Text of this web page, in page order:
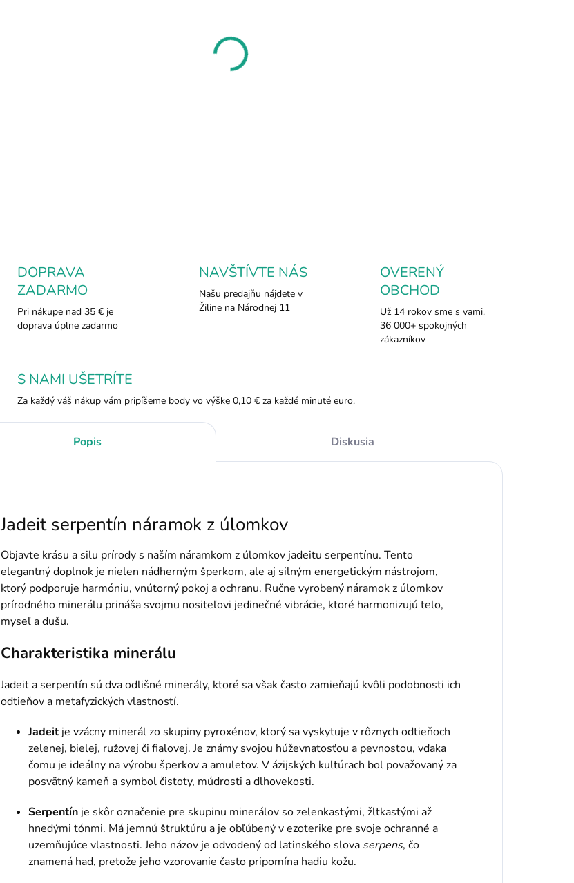
Ponorte sa do upokojujúcej energie prírody s týmto jedinečným
DOPRAVA
ZADARMO
Pri nákupe nad 35 € je
doprava úplne zadarmo
NAVŠTÍVTE NÁS
Našu predajňu nájdete v
Žiline na Národnej 11
OVERENÝ
OBCHOD
Už 14 rokov sme s vami.
36 000+ spokojných
zákazníkov
S NAMI UŠETRÍTE
Za každý váš nákup vám pripíšeme body vo výške 0,10 € za každé minuté euro.
Popis Diskusia
Jadeit serpentín náramok z úlomkov
Objavte krásu a silu prírody s naším náramkom z úlomkov jadeitu serpentínu. Tento
elegantný doplnok je nielen nádherným šperkom, ale aj silným energetickým nástrojom,
ktorý podporuje harmóniu, vnútorný pokoj a ochranu. Ručne vyrobený náramok z úlomkov
prírodného minerálu prináša svojmu nositeľovi jedinečné vibrácie, ktoré harmonizujú telo,
myseľ a dušu.
Charakteristika minerálu
Jadeit a serpentín sú dva odlišné minerály, ktoré sa však často zamieňajú kvôli podobnosti ich
odtieňov a metafyzických vlastností.
Jadeitje vzácny minerál zo skupiny pyroxénov, ktorý sa vyskytuje v rôznych odtieňoch
zelenej, bielej, ružovej či fialovej. Je známy svojou húževnatosťou a pevnosťou, vďaka
čomu je ideálny na výrobu šperkov a amuletov. V ázijských kultúrach bol považovaný za
posvätný kameň a symbol čistoty, múdrosti a dlhovekosti.
Serpentín je skôr označenie pre skupinu minerálov so zelenkastými, žltkastými až
hnedými tónmi. Má jemnú štruktúru a je obľúbený v ezoterike pre svoje ochranné a
uzemňujúce vlastnosti. Jeho názov je odvodený od latinského slova serpens, čo
znamená had, pretože jeho vzorovanie často pripomína hadiu kožu.